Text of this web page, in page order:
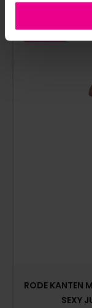
NIEUW!
RODE KANTEN
SEXY